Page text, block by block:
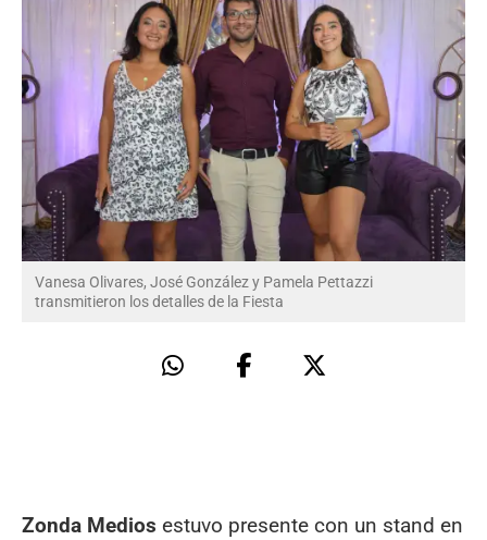
Vanesa Olivares, José González y Pamela Pettazzi
transmitieron los detalles de la Fiesta
Zonda Medios estuvo presente con un stand en